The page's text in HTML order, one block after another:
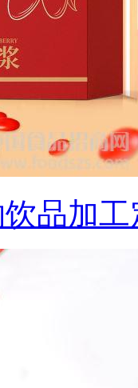
品加